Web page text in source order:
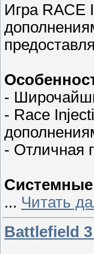
Игра RACE
-
- Race
- Отличная
... Читать
Battlefield